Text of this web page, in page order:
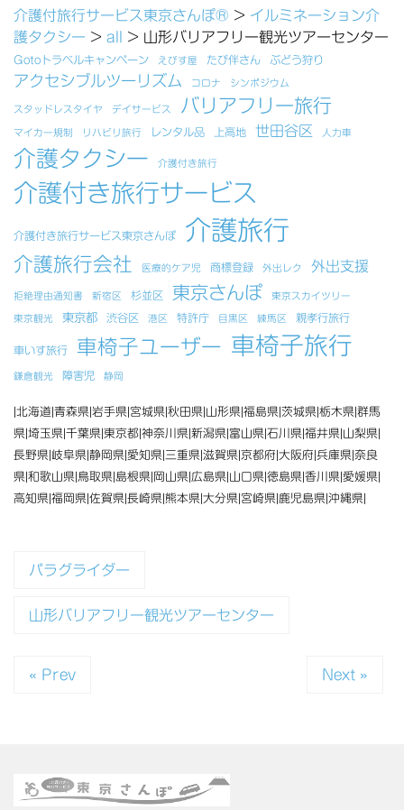
介護付旅行サービス東京さんぽ® > イルミネーション介
護タクシー > all > 山形バリアフリー観光ツアーセンター
Gotoトラベルキャンペーン えびす屋 たび伴さん ぶどう狩り
アクセシブルツーリズム コロナ シンポジウム
スタッドレスタイヤ デイサービス バリアフリー旅行
マイカー規制 リハビリ旅行 レンタル品 上高地 世田谷区 人力車
介護タクシー 介護付き旅行
介護付き旅行サービス
介護付き旅行サービス東京さんぽ 介護旅行
介護旅行会社 医療的ケア児 商標登録 外出レク 外出支援
拒絶理由通知書 新宿区 杉並区 東京さんぽ 東京スカイツリー
東京観光 東京都 渋谷区 港区 特許庁 目黒区 練馬区 親孝行旅行
車いす旅行 車椅子ユーザー 車椅子旅行
鎌倉観光 障害児 静岡
|北海道|青森県|岩手県|宮城県|秋田県|山形県|福島県|茨城県|栃木県|群馬
県|埼玉県|千葉県|東京都|神奈川県|新潟県|富山県|石川県|福井県|山梨県|
長野県|岐阜県|静岡県|愛知県|三重県|滋賀県|京都府|大阪府|兵庫県|奈良
県|和歌山県|鳥取県|島根県|岡山県|広島県|山口県|徳島県|香川県|愛媛県|
高知県|福岡県|佐賀県|長崎県|熊本県|大分県|宮崎県|鹿児島県|沖縄県|
パラグライダー
山形バリアフリー観光ツアーセンター
« Prev Next »